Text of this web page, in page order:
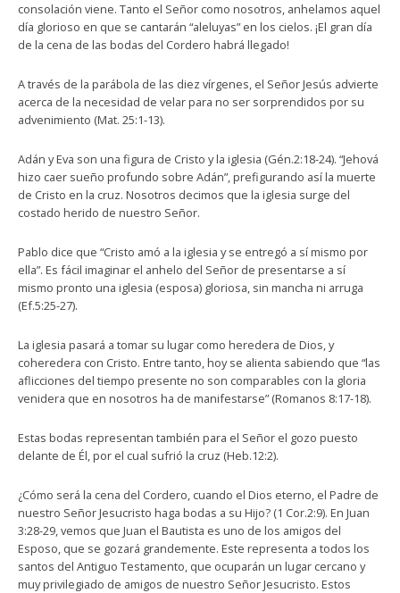
consolación viene. Tanto el Señor como nosotros, anhelamos aquel
día glorioso en que se cantarán “aleluyas” en los cielos. ¡El gran día
de la cena de las bodas del Cordero habrá llegado!
A través de la parábola de las diez vírgenes, el Señor Jesús advierte
acerca de la necesidad de velar para no ser sorprendidos por su
advenimiento (Mat. 25:1-13).
Adán y Eva son una figura de Cristo y la iglesia (Gén.2:18-24). “Jehová
hizo caer sueño profundo sobre Adán”, prefigurando así la muerte
de Cristo en la cruz. Nosotros decimos que la iglesia surge del
costado herido de nuestro Señor.
Pablo dice que “Cristo amó a la iglesia y se entregó a sí mismo por
ella”. Es fácil imaginar el anhelo del Señor de presentarse a sí
mismo pronto una iglesia (esposa) gloriosa, sin mancha ni arruga
(Ef.5:25-27).
La iglesia pasará a tomar su lugar como heredera de Dios, y
coheredera con Cristo. Entre tanto, hoy se alienta sabiendo que “las
aflicciones del tiempo presente no son comparables con la gloria
venidera que en nosotros ha de manifestarse” (Romanos 8:17-18).
Estas bodas representan también para el Señor el gozo puesto
delante de Él, por el cual sufrió la cruz (Heb.12:2).
¿Cómo será la cena del Cordero, cuando el Dios eterno, el Padre de
nuestro Señor Jesucristo haga bodas a su Hijo? (1 Cor.2:9). En Juan
3:28-29, vemos que Juan el Bautista es uno de los amigos del
Esposo, que se gozará grandemente. Este representa a todos los
santos del Antiguo Testamento, que ocuparán un lugar cercano y
muy privilegiado de amigos de nuestro Señor Jesucristo. Estos